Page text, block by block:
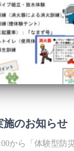
施のお知らせ
から「体験型防